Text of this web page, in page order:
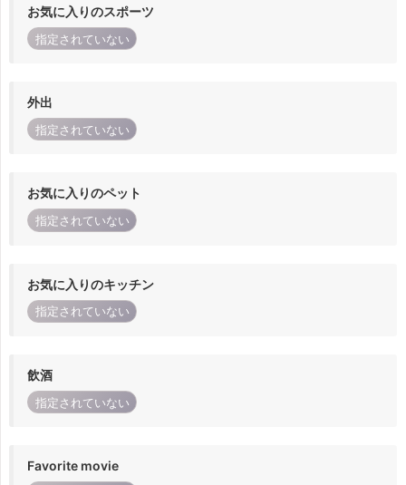
お気に入りのスポーツ
指定されていない
外出
指定されていない
お気に入りのペット
指定されていない
お気に入りのキッチン
指定されていない
飲酒
指定されていない
Favorite movie